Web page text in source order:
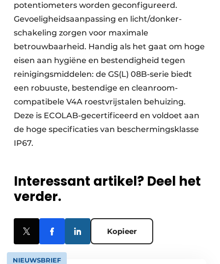
potentiometers worden geconfigureerd.
Gevoeligheidsaanpassing en licht/donker-
schakeling zorgen voor maximale
betrouwbaarheid. Handig als het gaat om hoge
eisen aan hygiëne en bestendigheid tegen
reinigingsmiddelen: de GS(L) 08B-serie biedt
een robuuste, bestendige en cleanroom-
compatibele V4A roestvrijstalen behuizing.
Deze is ECOLAB-gecertificeerd en voldoet aan
de hoge specificaties van beschermingsklasse
IP67.
Interessant artikel? Deel het
verder.
Kopieer
NIEUWSBRIEF